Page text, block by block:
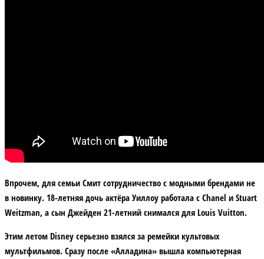
Впрочем, для семьи Смит сотрудничество с модными брендами не
в новинку. 18-летняя дочь актёра Уиллоу работала с Chanel и Stuart
Weitzman, а сын Джейден 21-летний снимался для Louis Vuitton.
Этим летом Disney серьезно взялся за ремейки культовых
мультфильмов. Сразу после «Алладина» вышла компьютерная